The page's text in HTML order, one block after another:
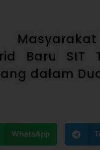
Baru SIT
dalam
WhatsApp